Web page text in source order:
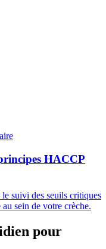
HACCP
suivi des seuils critiques
sein de votre crèche.
pour